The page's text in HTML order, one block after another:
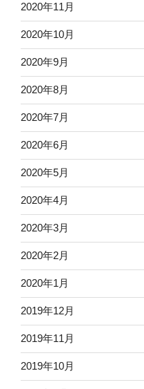
2020年11月
2020年10月
2020年9月
2020年8月
2020年7月
2020年6月
2020年5月
2020年4月
2020年3月
2020年2月
2020年1月
2019年12月
2019年11月
2019年10月